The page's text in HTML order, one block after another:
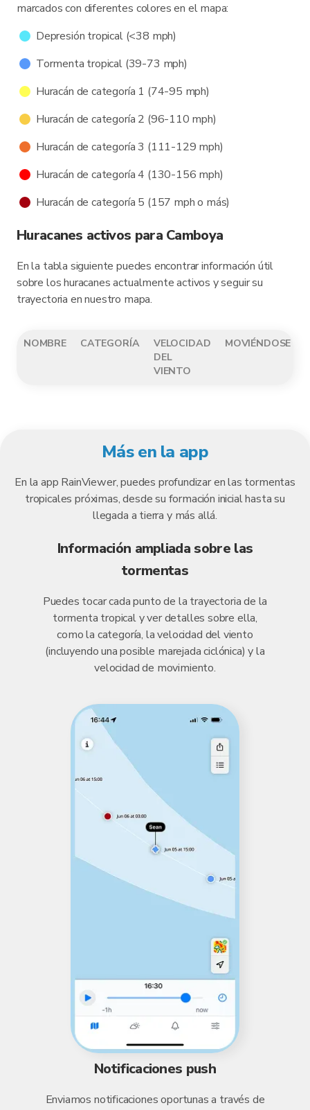
marcados con diferentes colores en el mapa:
Depresión tropical (<38 mph)
Tormenta tropical (39-73 mph)
Huracán de categoría 1 (74-95 mph)
Huracán de categoría 2 (96-110 mph)
Huracán de categoría 3 (111-129 mph)
Huracán de categoría 4 (130-156 mph)
Huracán de categoría 5 (157 mph o más)
Huracanes activos para Camboya
En la tabla siguiente puedes encontrar información útil
sobre los huracanes actualmente activos y seguir su
trayectoria en nuestro mapa.
NOMBRE CATEGORÍA
VELOCIDAD
DEL
VIENTO
MOVIÉNDOSE
Más en la app
En la app RainViewer, puedes profundizar en las tormentas
tropicales próximas, desde su formación inicial hasta su
llegada a tierra y más allá.
Información ampliada sobre las
tormentas
Puedes tocar cada punto de la trayectoria de la
tormenta tropical y ver detalles sobre ella,
como la categoría, la velocidad del viento
(incluyendo una posible marejada ciclónica) y la
velocidad de movimiento.
Notificaciones push
Enviamos notificaciones oportunas a través de